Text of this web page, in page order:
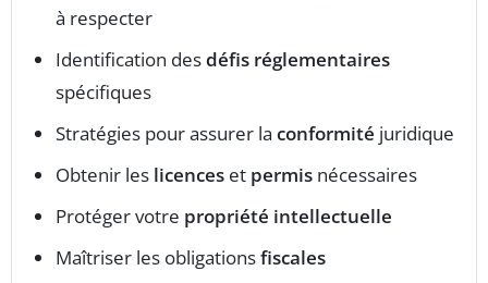
à respecter
Identification desdéfis réglementaires
spécifiques
Stratégies pour assurer la conformité juridique
Obtenir les licences et permis nécessaires
Protéger votre propriété intellectuelle
Maîtriser les obligationsfiscales